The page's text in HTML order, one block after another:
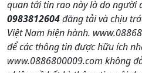
quan tới tin rao này là do người
0983812604đăng tải và chịu
Việt Nam hiện hành.
để các thông tin được hữu ích
www.0886800009.com không